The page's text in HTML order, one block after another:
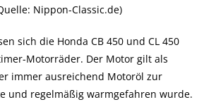
Nippon-Classic.de)
sich die Honda CB 450 und CL 450
Motorräder. Der Motor gilt als
immer ausreichend Motoröl zur
und regelmäßig warmgefahren wurde.